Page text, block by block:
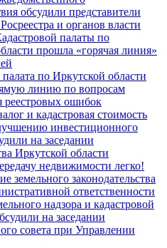
обсудили представители
и органов власти
палаты по
прошла «горячая линия»
палата по Иркутской области
линию по вопросам
реестровых ошибок
и кадастровая стоимость
инвестиционного
на заседании
Иркутской области
недвижимости легко!
земельного законодательства
ответственности
надзора и кадастровой
на заседании
совета при Управлении